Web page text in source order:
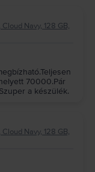
Navy, 128 GB,
70000.Pár
a készülék.
Navy, 128 GB,